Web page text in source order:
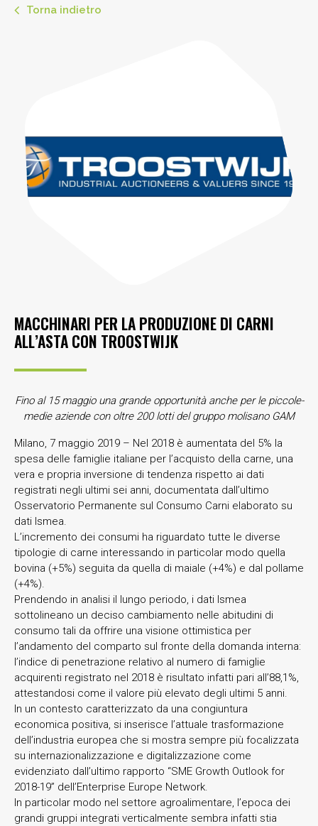
Torna indietro
MACCHINARI PER LA PRODUZIONE DI CARNI
ALL’ASTA CON TROOSTWIJK
Fino al 15 maggio una grande opportunità anche per le piccole-
medie aziende con oltre 200 lotti del gruppo molisano GAM
Milano, 7 maggio 2019 – Nel 2018 è aumentata del 5% la
spesa delle famiglie italiane per l’acquisto della carne, una
vera e propria inversione di tendenza rispetto ai dati
registrati negli ultimi sei anni, documentata dall’ultimo
Osservatorio Permanente sul Consumo Carni elaborato su
dati Ismea.
L’incremento dei consumi ha riguardato tutte le diverse
tipologie di carne interessando in particolar modo quella
bovina (+5%) seguita da quella di maiale (+4%) e dal pollame
(+4%).
Prendendo in analisi il lungo periodo, i dati Ismea
sottolineano un deciso cambiamento nelle abitudini di
consumo tali da offrire una visione ottimistica per
l’andamento del comparto sul fronte della domanda interna:
l’indice di penetrazione relativo al numero di famiglie
acquirenti registrato nel 2018 è risultato infatti pari all’88,1%,
attestandosi come il valore più elevato degli ultimi 5 anni.
In un contesto caratterizzato da una congiuntura
economica positiva, si inserisce l’attuale trasformazione
dell’industria europea che si mostra sempre più focalizzata
su internazionalizzazione e digitalizzazione come
evidenziato dall’ultimo rapporto “SME Growth Outlook for
2018-19” dell’Enterprise Europe Network.
In particolar modo nel settore agroalimentare, l’epoca dei
grandi gruppi integrati verticalmente sembra infatti stia